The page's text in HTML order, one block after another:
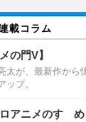
載コラム
の門V】
太が、最新作から
ップ。
アニメのすゝめ